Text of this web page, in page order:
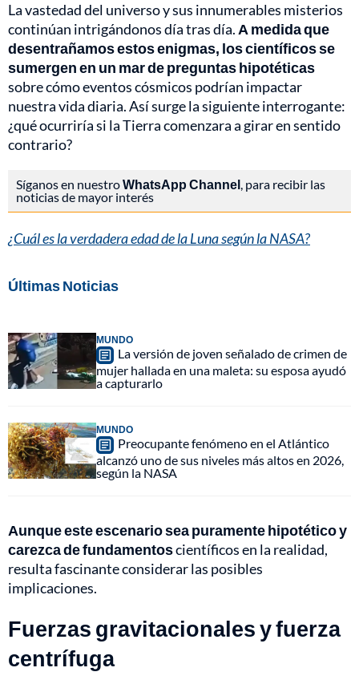
La vastedad del universo y sus innumerables misterios
continúan intrigándonos día tras día. A medida que
desentrañamos estos enigmas, los científicos se
sumergen en un mar de preguntas hipotéticas
sobre cómo eventos cósmicos podrían impactar
nuestra vida diaria. Así surge la siguiente interrogante:
¿qué ocurriría si la Tierra comenzara a girar en sentido
contrario?
Síganos en nuestroWhatsApp Channel, para recibir las
noticias de mayor interés
¿Cuál es la verdadera edad de la Luna según la NASA?
Últimas Noticias
MUNDO
La versión de joven señalado de crimen de
mujer hallada en una maleta: su esposa ayudó
a capturarlo
MUNDO
Preocupante fenómeno en el Atlántico
alcanzó uno de sus niveles más altos en 2026,
según la NASA
Aunque este escenario sea puramente hipotético y
carezca de fundamentoscientíficos en la realidad,
resulta fascinante considerar las posibles
implicaciones.
Fuerzas gravitacionales y fuerza
centrífuga